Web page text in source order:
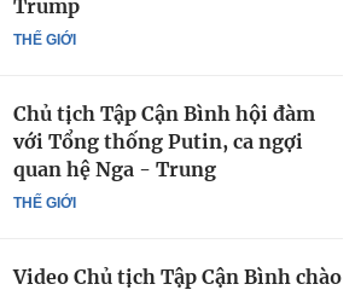
THẾ GIỚI
Trump
THẾ GIỚI
Chủ tịch Tập Cận Bình hội đàm
với Tổng thống Putin, ca ngợi
quan hệ Nga - Trung
Video Chủ tịch Tập Cận Bình chào